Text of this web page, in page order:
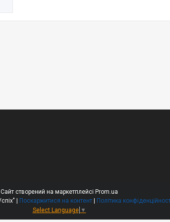
Сайт створений на маркетплейсі Prom.ua
Поскаржитися на контент
Політика
Select Language ▼